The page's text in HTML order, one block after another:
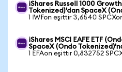
iShares Russell 1000
Tokenized)'dan SpaceX
1 IWFon eşittir 3,6540
iShares MSCI EAFE ETF
SpaceX (Ondo
1 EFAon eşittir 0,832752